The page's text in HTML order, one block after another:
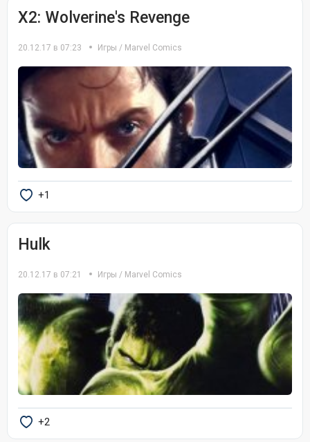
X2: Wolverine's Revenge
20.12.17 в 07:23 Игры / Marvel Comics
+1
Hulk
20.12.17 в 07:21 Игры / Marvel Comics
+2